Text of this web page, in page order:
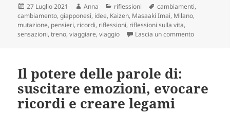
Scritto
il
27 Luglio 2021 Autore
Anna Categorie
riflessioni Tag
cambiamenti,
cambiamento,giapponesi, idee, Kaizen, Masaaki Imai, Milano,
mutazione, pensieri, ricordi, riflessioni, riflessioni sulla vita,
sensazioni,treno,viaggiare,viaggio Lascia un commentosu Se un
Il potere delle parole di:
suscitare emozioni, evocare
ricordi e creare legami